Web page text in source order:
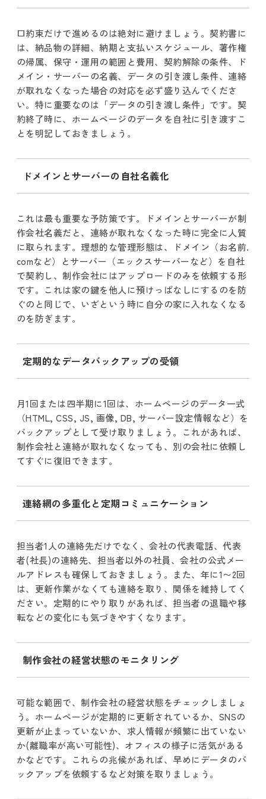
口約束だけで進めるのは絶対に避けましょう。契約書に
は、納品物の詳細、納期と支払いスケジュール、著作権
の帰属、保守・運用の範囲と費用、契約解除の条件、ド
メイン・サーバーの名義、データの引き渡し条件、連絡
が取れなくなった場合の対応を必ず盛り込んでくださ
い。特に重要なのは「データの引き渡し条件」です。契
約終了時に、ホームページのデータを自社に引き渡すこ
とを明記しておきましょう。
ドメインとサーバーの自社名義化
これは最も重要な予防策です。ドメインとサーバーが制
作会社名義だと、連絡が取れなくなった時に完全に人質
に取られます。理想的な管理形態は、ドメイン（お名前.
comなど）とサーバー（エックスサーバーなど）を自社
で契約し、制作会社にはアップロードのみを依頼する形
です。これは家の鍵を他人に預けっぱなしにするのを防
ぐのと同じで、いざという時に自分の家に入れなくなる
のを防ぎます。
定期的なデータバックアップの受領
月1回または四半期に1回は、ホームページのデータ一式
（HTML, CSS, JS, 画像, DB, サーバー設定情報など）を
バックアップとして受け取りましょう。これがあれば、
制作会社と連絡が取れなくなっても、別の会社に依頼し
てすぐに復旧できます。
連絡網の多重化と定期コミュニケーション
担当者1人の連絡先だけでなく、会社の代表電話、代表
者(社長)の連絡先、担当者以外の社員、会社の公式メー
ルアドレスも確保しておきましょう。また、年に1〜2回
は、更新作業がなくても連絡を取り、関係を維持してく
ださい。定期的にやり取りがあれば、担当者の退職や移
転などの変化にも気づきやすくなります。
制作会社の経営状態のモニタリング
可能な範囲で、制作会社の経営状態をチェックしましょ
う。ホームページが定期的に更新されているか、SNSの
更新が止まっていないか、求人情報が頻繁に出ていない
か(離職率が高い可能性)、オフィスの様子に活気がある
かなどです。これらの兆候があれば、早めにデータのバ
ックアップを依頼するなど対策を取りましょう。